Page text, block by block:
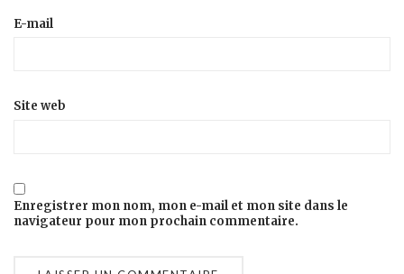
E-mail
Site web
Enregistrer mon nom, mon e-mail et mon site dans le
navigateur pour mon prochain commentaire.